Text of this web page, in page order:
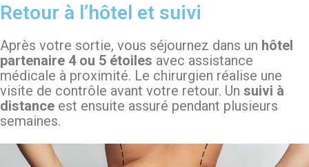
Retour à l’hôtel et suivi
Après votre sortie, vous séjournez dans un hôtel
partenaire 4 ou 5 étoiles avec assistance
médicale à proximité. Le chirurgien réalise une
visite de contrôle avant votre retour. Un suivi à
distance est ensuite assuré pendant plusieurs
semaines.